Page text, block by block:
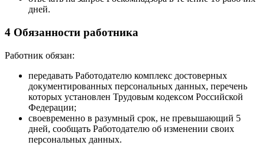
дней.
4 Обязанности работника
Работник обязан:
передавать Работодателю комплекс достоверных
документированных персональных данных, перечень
которых установлен Трудовым кодексом Российской
Федерации;
своевременно в разумный срок, не превышающий 5
дней, сообщать Работодателю об изменении своих
персональных данных.